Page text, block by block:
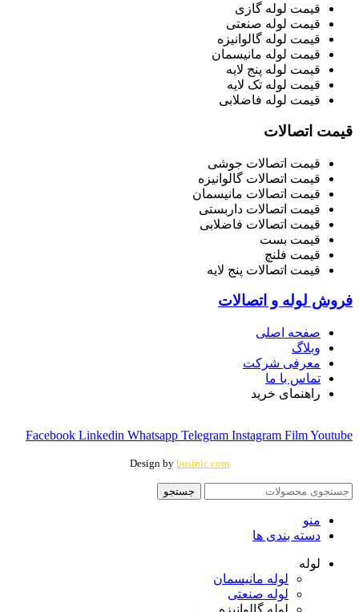
قیمت لوله گازی
قیمت لوله صنعتی
قیمت لوله گالوانیزه
قیمت لوله مانیسمان
قیمت لوله پنج لایه
قیمت لوله تک لایه
قیمت لوله فاضلابی
قیمت اتصالات
قیمت اتصالات جوشی
قیمت اتصالات گالوانیزه
قیمت اتصالات مانیسمان
قیمت اتصالات داربستی
قیمت اتصالات فاضلابی
قیمت بست
قیمت فلنچ
قیمت اتصالات پنج لایه
فروش لوله و اتصالات
صفحه اصلی
وبلاگ
معرفی شرکت
تماس با ما
راهنمای خرید
Facebook Linkedin Whatsapp Telegram Instagram FilmYoutube
Design by businic.com
جستجو
منو
دسته بندی ها
لوله
لوله مانیسمان
لوله صنعتی
لوله گالوانیزه